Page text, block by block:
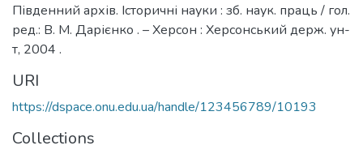
Південний архів. Історичні науки : зб. наук. праць / гол.
ред.: В. М. Дарієнко . – Херсон : Херсонський держ. ун-
т, 2004 .
URI
https://dspace.onu.edu.ua/handle/123456789/10193
Collections